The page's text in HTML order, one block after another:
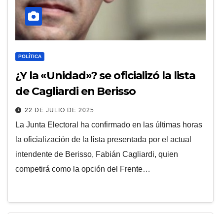
POLÍTICA
¿Y la «Unidad»? se oficializó la lista
de Cagliardi en Berisso
22 DE JULIO DE 2025
La Junta Electoral ha confirmado en las últimas horas
la oficialización de la lista presentada por el actual
intendente de Berisso, Fabián Cagliardi, quien
competirá como la opción del Frente…